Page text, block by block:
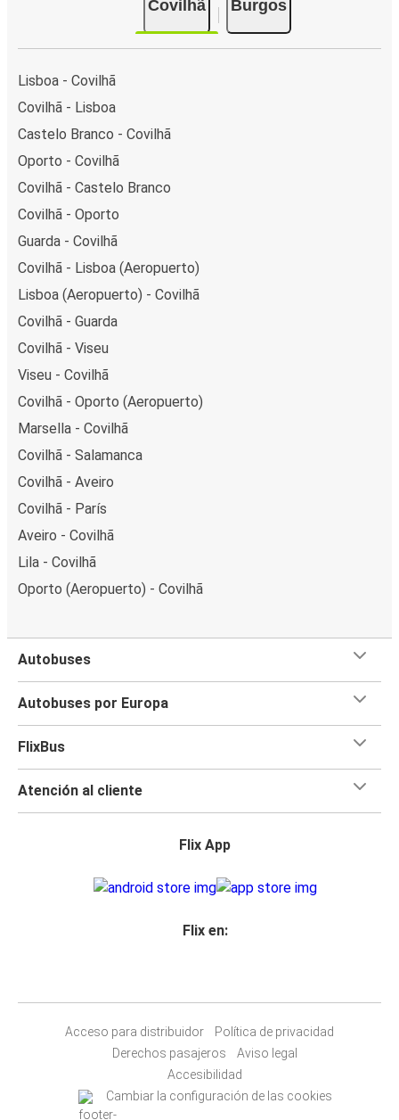
Covilhã Burgos
Lisboa - Covilhã
Covilhã - Lisboa
Castelo Branco - Covilhã
Oporto - Covilhã
Covilhã - Castelo Branco
Covilhã - Oporto
Guarda - Covilhã
Covilhã - Lisboa (Aeropuerto)
Lisboa (Aeropuerto) - Covilhã
Covilhã - Guarda
Covilhã - Viseu
Viseu - Covilhã
Covilhã - Oporto (Aeropuerto)
Marsella - Covilhã
Covilhã - Salamanca
Covilhã - Aveiro
Covilhã - París
Aveiro - Covilhã
Lila - Covilhã
Oporto (Aeropuerto) - Covilhã
Autobuses
Autobuses por Europa
FlixBus
Atención al cliente
Flix App
Flix en:
Acceso para distribuidor
Política de privacidad
Derechos pasajeros
Aviso legal
Accesibilidad
Cambiar la configuración de las cookies